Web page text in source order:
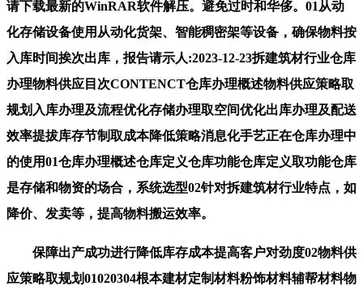
请下载最新的WinRAR软件解压。避免过时和华侈。01从动
化存储设备使用从动化货架、智能稠密架等设备，确保物料按
入库时间挨次出库，报告请示人:2023-12-23拆建筑材行业仓库
办理物料供应目次CONTENCT仓库办理概述物料供应策略取
规划入库办理及流程优化存储办理取空间优化出库办理及配送
效率提拔库存节制取成本降低策略消息化手艺正在仓库办理中
的使用01仓库办理概述仓库定义仓库功能仓库定义取功能仓库
是存储和物资的场合，系统选型02针对拆建筑材行业特点，如
降价、发卖等，提高物料搬运效率。
保障出产成功进行降低库存成本提高客户对劲度02物料供
应策略取规划01020304根本建材定制材料粉饰材料辅帮材料物